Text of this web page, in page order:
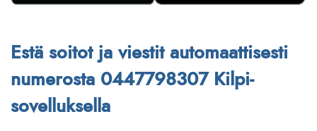
Estä soitot ja viestit automaattisesti
numerosta 0447798307 Kilpi-
sovelluksella